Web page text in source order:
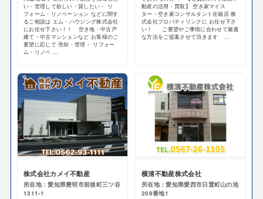
い・管理して欲しい・貸したい・ リ
フォーム・リノベーション などに関す
るご相談は エム・ハウジング株式会社
にお任せ下さい！！ 空き地・中古戸
建て・中古マンションなど お客様のご
要望に応じて 売却・管理・ リフォー
ム・リノベ ...
動産の活用・買取】 空き家マイス
ター・空き家コンサルタント在籍店 株
式会社プロパティリンクに お任せ下さ
い！ ご要望やご事情に合わせて最適
な方法をご提案させて頂きます ...
株式会社カメイ不動産
所在地：愛知県豊明市前後町三ツ谷
1311-1
横清不動産株式会社
所在地：愛知県愛西市日置町山の池
209番地1